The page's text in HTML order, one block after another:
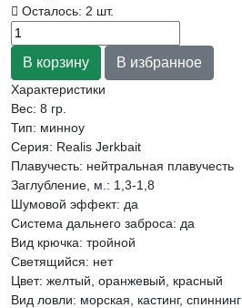
Осталось: 2 шт.
Характеристики
Вес: 8 гр.
Тип: минноу
Серия: Realis Jerkbait
Плавучесть: нейтральная плавучесть
Заглубление, м. : 1,3-1,8
Шумовой эффект: да
Система дальнего заброса: да
Вид крючка: тройной
Светящийся: нет
Цвет: желтый, оранжевый, красный
Вид ловли: морская, кастинг, спиннинг